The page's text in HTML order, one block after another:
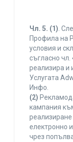
Чл. 5. (1).
Профила на
условия и
съгласно
реализира и
Услугата
Инфо.
(2)
кампания
електронно
чрез